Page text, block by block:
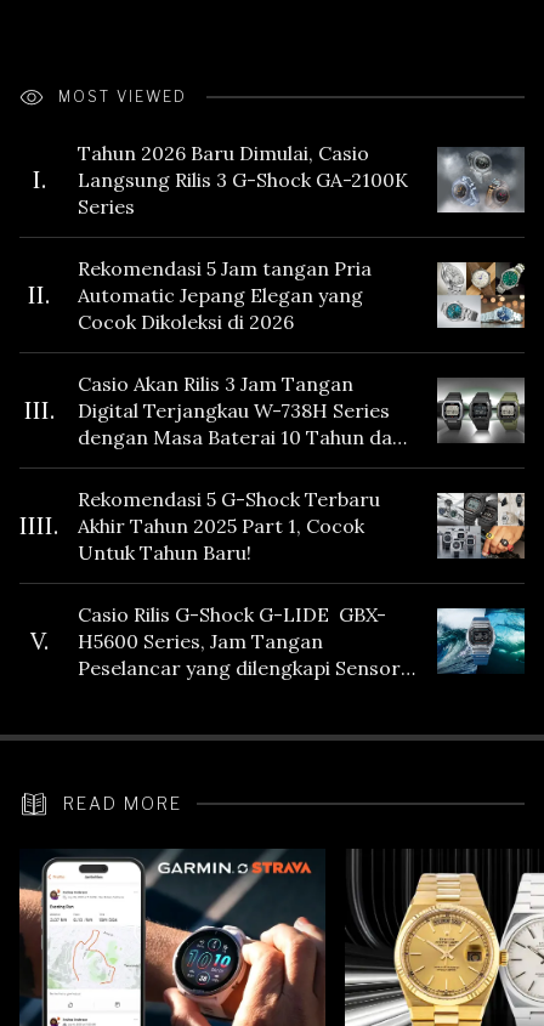
MOST VIEWED
I.
Tahun 2026 Baru Dimulai, Casio
Langsung Rilis 3 G-Shock GA-2100K
Series
II.
Rekomendasi 5 Jam tangan Pria
Automatic Jepang Elegan yang
Cocok Dikoleksi di 2026
III.
Casio Akan Rilis 3 Jam Tangan
Digital Terjangkau W-738H Series
dengan Masa Baterai 10 Tahun dan
Fitur Vibration
IIII.
Rekomendasi 5 G-Shock Terbaru
Akhir Tahun 2025 Part 1, Cocok
Untuk Tahun Baru!
V.
Casio Rilis G-Shock G-LIDE GBX-
H5600 Series, Jam Tangan
Peselancar yang dilengkapi Sensor
READ MORE